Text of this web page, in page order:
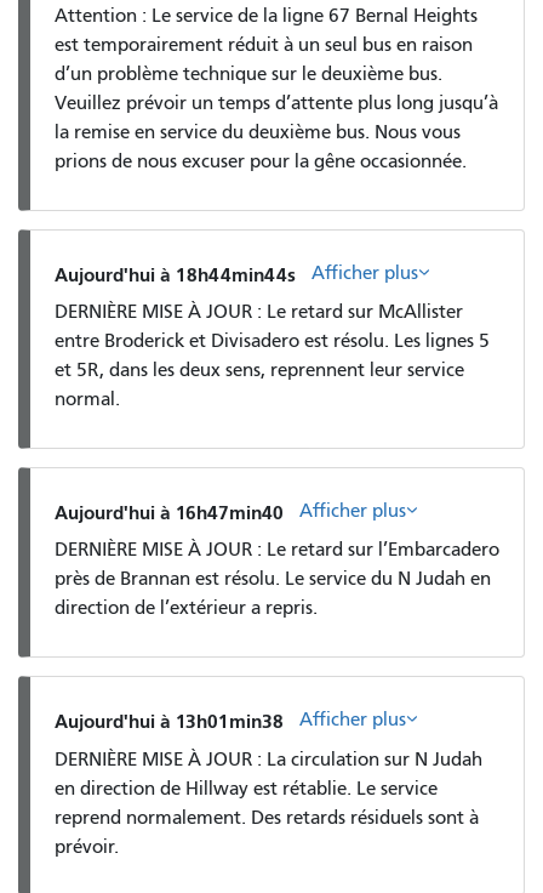
Attention : Le service de la ligne 67 Bernal Heights
est temporairement réduit à un seul bus en raison
d’un problème technique sur le deuxième bus.
Veuillez prévoir un temps d’attente plus long jusqu’à
la remise en service du deuxième bus. Nous vous
prions de nous excuser pour la gêne occasionnée.
Aujourd'hui à 18h44min44s
Afficher plus
DERNIÈRE MISE À JOUR : Le retard sur McAllister
entre Broderick et Divisadero est résolu. Les lignes 5
et 5R, dans les deux sens, reprennent leur service
normal.
Aujourd'hui à 16h47min40
Afficher plus
DERNIÈRE MISE À JOUR : Le retard sur l’Embarcadero
près de Brannan est résolu. Le service du N Judah en
direction de l’extérieur a repris.
Aujourd'hui à 13h01min38
Afficher plus
DERNIÈRE MISE À JOUR : La circulation sur N Judah
en direction de Hillway est rétablie. Le service
reprend normalement. Des retards résiduels sont à
prévoir.